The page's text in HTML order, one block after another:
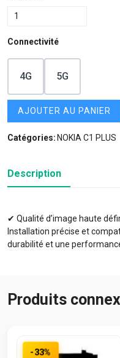
Connectivité
4G 5G
AJOUTER AU PANIER
Catégories: NOKIA C1 PLUS
Description
✔ Qualité d’image haute
Installation précise et
durabilité et une
Produits
-33%